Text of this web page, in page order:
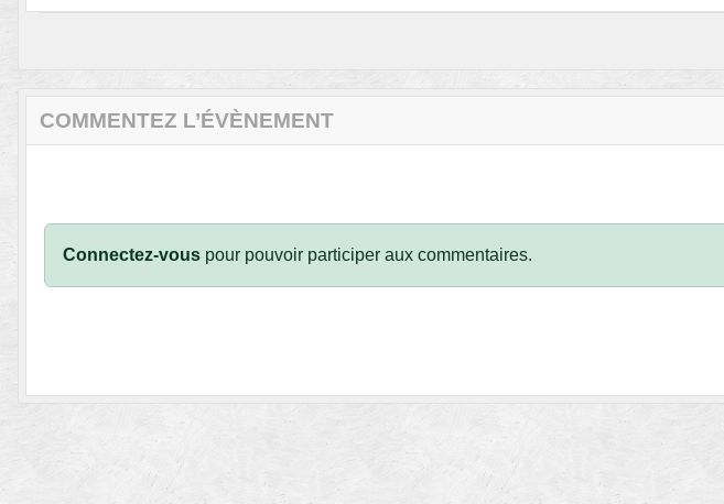
COMMENTEZ L’ÉVÈNEMENT
Connectez-vous pour pouvoir participer aux commentaires.